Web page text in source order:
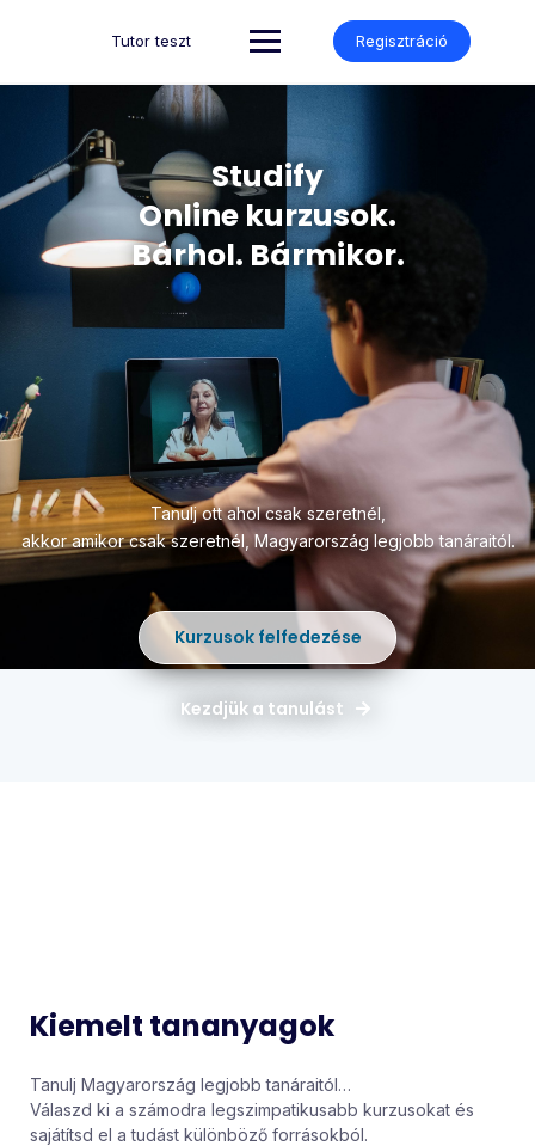
Tutor teszt Regisztráció
Studify
Online kurzusok.
Bárhol. Bármikor.
Tanulj ott ahol csak szeretnél,
akkor amikor csak szeretnél,Magyarország legjobb tanáraitól.
Kurzusok felfedezése
Kezdjük a tanulást
Kiemelt tananyagok
Tanulj Magyarország legjobb tanáraitól…
Válaszd ki a számodra legszimpatikusabb kurzusokat és
sajátítsd el a tudást különböző forrásokból.